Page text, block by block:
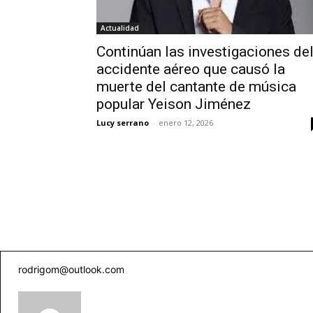
Actualidad
Continúan las investigaciones del
accidente aéreo que causó la
muerte del cantante de música
popular Yeison Jiménez
Lucy serrano - enero 12, 2026
rodrigom@outlook.com